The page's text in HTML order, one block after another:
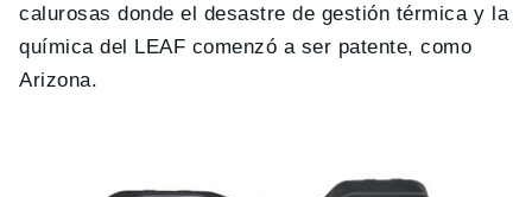
calurosas donde el desastre de gestión térmica y la
química del LEAF comenzó a ser patente, como
Arizona.